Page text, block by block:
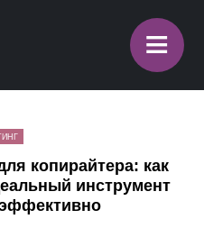
≡
копирайтера: как
инструмент